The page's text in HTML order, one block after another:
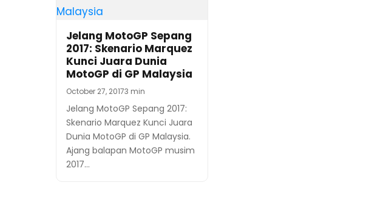
Jelang MotoGP Sepang
2017: Skenario Marquez
Kunci Juara Dunia
MotoGP di GP Malaysia
October 27, 20173 min
Jelang MotoGP Sepang 2017:
Skenario Marquez Kunci Juara
Dunia MotoGP di GP Malaysia.
Ajang balapan MotoGP musim
2017…